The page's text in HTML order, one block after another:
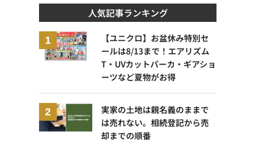
人気記事ランキング
【ユニクロ】お盆休み特別セ
ールは8/13まで！エアリズム
T・UVカットパーカ・ギアショ
ーツなど夏物がお得
実家の土地は親名義のままで
は売れない。相続登記から売
却までの順番